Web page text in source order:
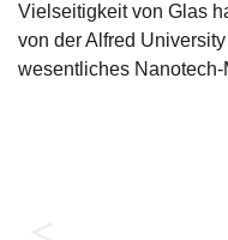
Vielseitigkeit von Glas
von der Alfred
wesentliches